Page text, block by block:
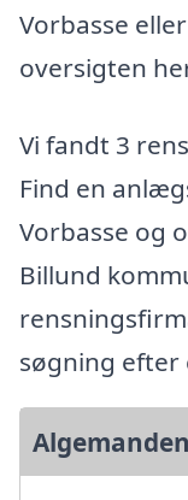
Vorbasse
oversigten
Vi fandt 3
Find en
Vorbasse og
Billund
søgning